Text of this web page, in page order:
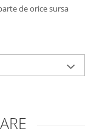
de orice sursa